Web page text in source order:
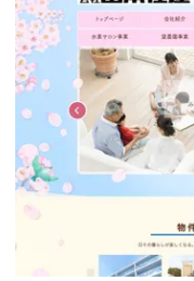
借地
ゴミ屋敷
リースバック
共有持分
訳あり不動産
土地売却
借地